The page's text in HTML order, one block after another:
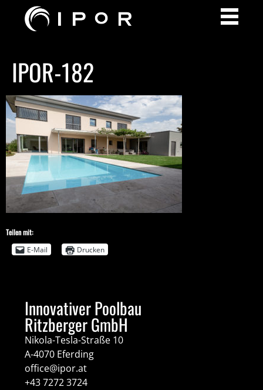
IPOR-182
Teilen mit:
E-Mail
Drucken
Innovativer Poolbau
Ritzberger GmbH
Nikola-Tesla-Straße 10
A-4070 Eferding
office@ipor.at
+43 7272 3724